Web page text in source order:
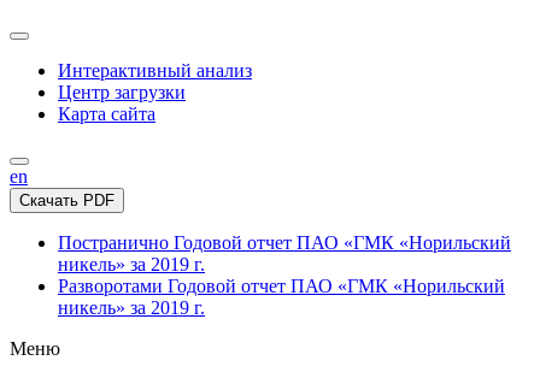
Интерактивный анализ
Центр загрузки
Карта сайта
en
Скачать PDF
Постранично Годовой отчет ПАО «ГМК «Норильский
никель» за 2019 г.
Разворотами Годовой отчет ПАО «ГМК «Норильский
никель» за 2019 г.
Меню